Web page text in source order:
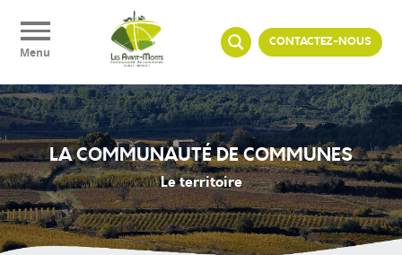
Menu
CONTACTEZ-NOUS
LA COMMUNAUTÉ DE COMMUNES
Le territoire
Panneau de gestion des cookies